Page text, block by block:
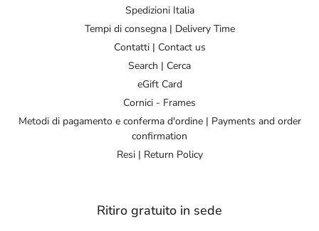
Spedizioni Italia
Tempi di consegna | Delivery Time
Contatti | Contact us
Search | Cerca
eGift Card
Cornici - Frames
Metodi di pagamento e conferma d'ordine | Payments and order
confirmation
Resi | Return Policy
Ritiro gratuito in sede